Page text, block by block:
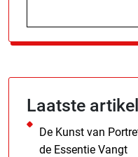
Laatste
De Kunst van
de Essentie Vangt